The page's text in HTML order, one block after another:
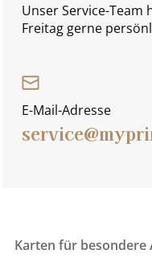
Unser Service-Team
Freitag gerne
E-Mail-Adresse
Karten für besondere